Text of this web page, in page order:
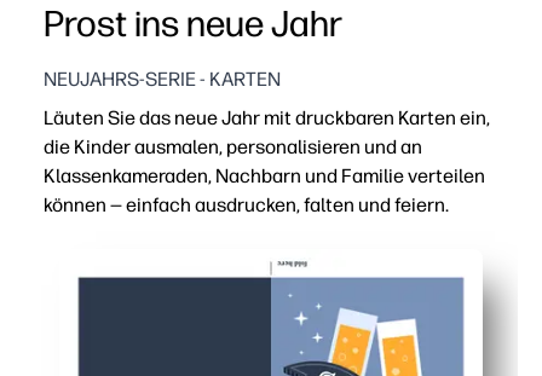
Prost ins neue Jahr
NEUJAHRS-SERIE - KARTEN
Läuten Sie das neue Jahr mit druckbaren Karten ein,
die Kinder ausmalen, personalisieren und an
Klassenkameraden, Nachbarn und Familie verteilen
können — einfach ausdrucken, falten und feiern.
Sie erhalten Karten ohne Vorbereitung — einfach
Kinder bleiben mit festlichen Designs beschäftigt, die
Perfekt für Klassenzimmer, Partys und Familienfeiern
Fördert Dankbarkeit und Schreibübungen mit Platz für